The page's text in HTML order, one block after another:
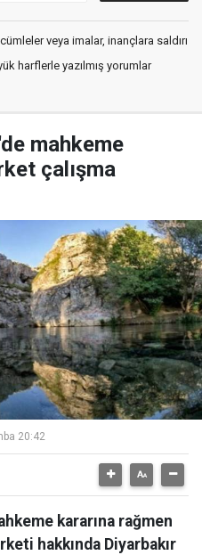
veya imalar, inançlara saldırı
harflerle yazılmış yorumlar
mahkeme
çalışma
20:42
kararına rağmen
hakkında Diyarbakır